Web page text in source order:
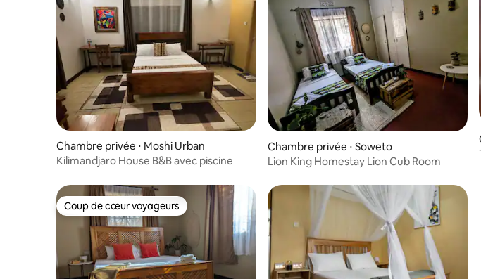
Chambre privée ⋅ Moshi Urban
Kilimandjaro House B&B avec piscine
Chambre privée ⋅ Soweto
Lion King Homestay Lion Cub Room
Coup de cœur voyageurs
Coup de cœur voyageurs